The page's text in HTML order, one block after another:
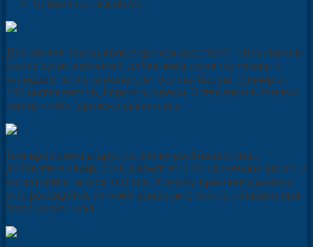
Сливочное масло 50 г
Для начала замешиваем дрожжевое тесто. Насыпаем в
миску сухих дрожжей, добавляем ложечку сахара и
заливаем теплым молоком, молока берем примерно
100 миллилитров, перемешиваем. Оставляем в теплом
месте, чтобы дрожжи разошлись.
Тем временем в другую миску разбиваем яйцо,
добавляем сахар, соль, размягченное сливочное масло и
оставшейся теплое молоко. К этому времени дрожжи
уже разойдутся, их тоже вливаем в миску, сбиваем при
помощи венчика.